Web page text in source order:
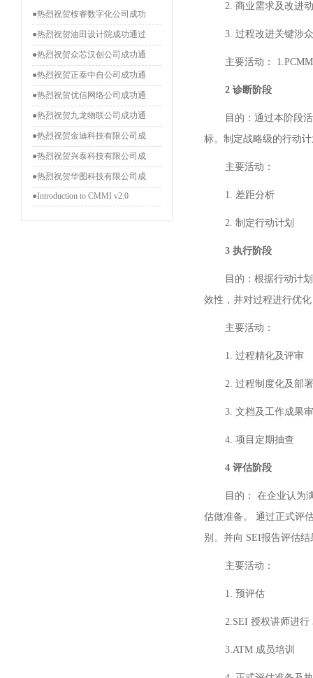
●热烈祝贺桉睿数字化公司成功
●热烈祝贺油田设计院成功通过
●热烈祝贺众芯汉创公司成功通
●热烈祝贺正泰中自公司成功通
●热烈祝贺优信网络公司成功通
●热烈祝贺九龙物联公司成功通
●热烈祝贺金迪科技有限公司成
●热烈祝贺兴泰科技有限公司成
●热烈祝贺华图科技有限公司成
●Introduction to CMMI v2.0
2. 商业需求及改进
3. 过程改进关键涉
主要活动：
2 诊断阶段
目的：通过本阶段活
标。制定战略级的行动
主要活动：
1. 差距分析
2. 制定行动计划
3 执行阶段
目的：根据行动计划
效性，并对过程进行优
主要活动：
1. 过程精化及评审
2. 过程制度化及部署
3. 文档及工作成果
4. 项目定期抽查
4 评估阶段
目的： 在企业认为
估做准备。 通过正式评
别。并向 SEI报告评估结
主要活动：
1. 预评估
2.SEI 授权讲师进行
3.ATM 成员培训